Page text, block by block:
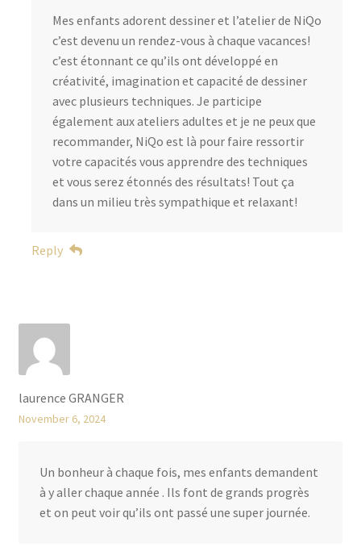
Mes enfants adorent dessiner et l’atelier de NiQo
c’est devenu un rendez-vous à chaque vacances!
c’est étonnant ce qu’ils ont développé en
créativité, imagination et capacité de dessiner
avec plusieurs techniques. Je participe
également aux ateliers adultes et je ne peux que
recommander, NiQo est là pour faire ressortir
votre capacités vous apprendre des techniques
et vous serez étonnés des résultats! Tout ça
dans un milieu très sympathique et relaxant!
Reply
laurence GRANGER
November 6, 2024
Un bonheur à chaque fois, mes enfants demandent
à y aller chaque année . Ils font de grands progrès
et on peut voir qu’ils ont passé une super journée.